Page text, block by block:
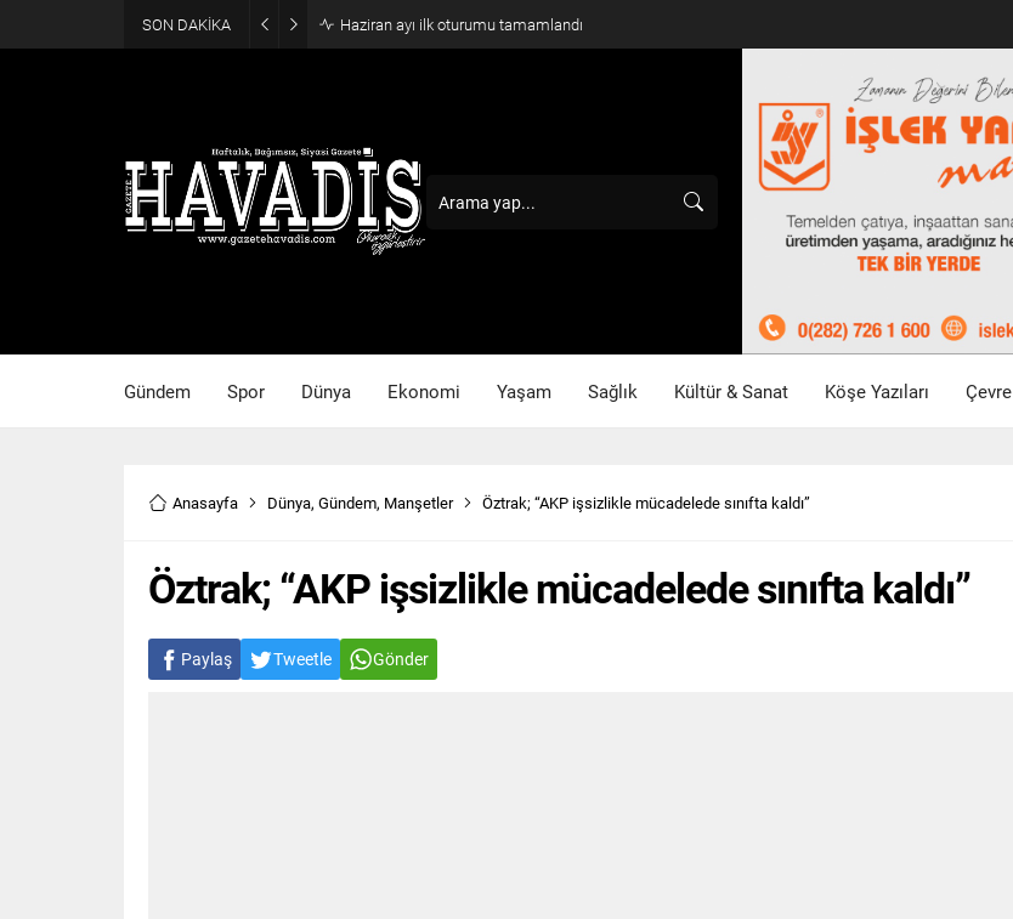
SON DAKİKA Haziran ayı ilk oturumu tamamlandı
Gündem Spor Dünya Ekonomi Yaşam Sağlık Kültür & Sanat Köşe Yazıları Çevre
Anasayfa Dünya, Gündem, Manşetler Öztrak; “AKP işsizlikle mücadelede sınıfta kaldı”
Öztrak; “AKP işsizlikle mücadelede sınıfta kaldı”
Paylaş Tweetle Gönder